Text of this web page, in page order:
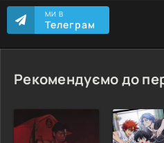
МИ В
Телеграм
Рекомендуємо до